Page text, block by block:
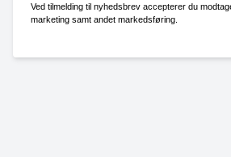
Ved tilmelding til nyhedsbrev accepterer du
marketing samt andet markedsføring.